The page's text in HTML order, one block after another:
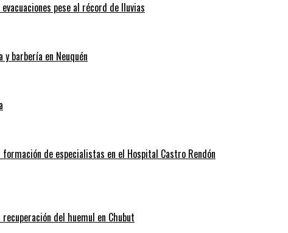
pese al récord de lluvias
barbería en Neuquén
de especialistas en el Hospital Castro Rendón
del huemul en Chubut